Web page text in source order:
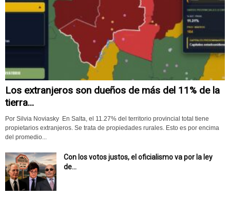
Los extranjeros son dueños de más del 11% de la
tierra...
Por Silvia Noviasky En Salta, el 11.27% del territorio provincial total tiene
propietarios extranjeros. Se trata de propiedades rurales. Esto es por encima
del promedio...
Con los votos justos, el oficialismo va por la ley
de...